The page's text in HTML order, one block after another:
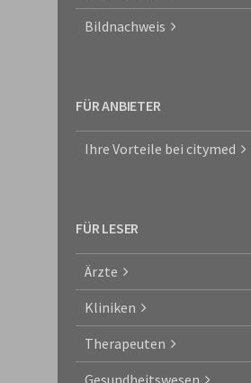
Bildnachweis
FÜR ANBIETER
Ihre Vorteile bei citymed
FÜR LESER
Ärzte
Kliniken
Therapeuten
Gesundheitswesen